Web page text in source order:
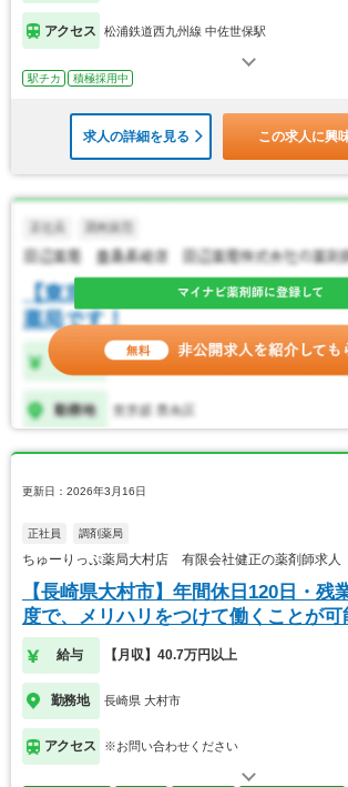
アクセス 松浦鉄道西九州線 中佐世保駅
駅チカ 積極採用中
求人の詳細を見る この求人に興
更新日：2026年3月16日
正社員 調剤薬局
ちゅーりっぷ薬局大村店 有限会社健正の薬剤師求人
【長崎県大村市】年間休日120日・残
度で、メリハリをつけて働くことが可
給与 【月収】40.7万円以上
勤務地 長崎県 大村市
アクセス ※お問い合わせください